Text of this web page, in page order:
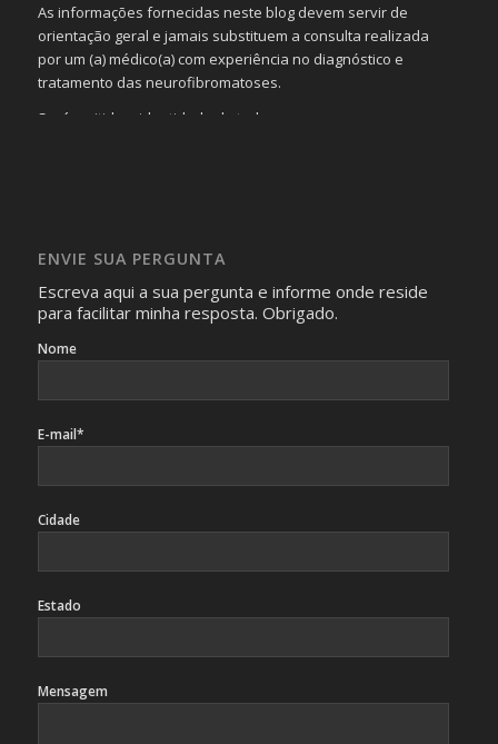
As informações fornecidas neste blog devem servir de
orientação geral e jamais substituem a consulta realizada
por um (a) médico(a) com experiência no diagnóstico e
tratamento das neurofibromatoses.
Será omitida a identidade de todas as pessoas que
identificação da pessoa fotografada.
ENVIE SUA PERGUNTA
Escreva aqui a sua pergunta e informe onde reside
para facilitar minha resposta. Obrigado.
Nome
E-mail*
Cidade
Estado
Mensagem